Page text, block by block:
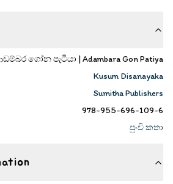
ගෝන පැටියා | Adambara Gon Patiya
Kusum Disanayaka
Sumitha Publishers
978-955-696-109-6
පුංචි කතා